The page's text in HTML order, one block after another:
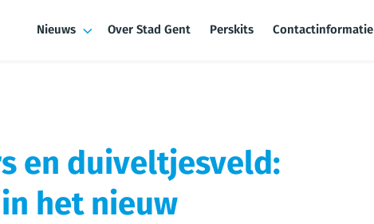
Nieuws Over Stad Gent Perskits Contactinformatie
en duiveltjesveld:
het nieuw